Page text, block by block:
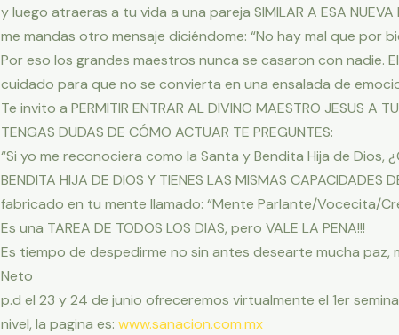
y luego atraeras a tu vida a una pareja SIMILAR A ESA NUEVA
me mandas otro mensaje diciéndome: “No hay mal que por
Por eso los grandes maestros nunca se casaron con nadie.
cuidado para que no se convierta en una ensalada de
Te invito a PERMITIR ENTRAR AL DIVINO MAESTRO JESUS A
TENGAS DUDAS DE CÓMO ACTUAR TE PREGUNTES:
“Si yo me reconociera como la Santa y Bendita Hija de Dios,
BENDITA HIJA DE DIOS Y TIENES LAS MISMAS
fabricado en tu mente llamado: “Mente Parlante/Vocecita/
Es una TAREA DE TODOS LOS DIAS, pero VALE LA PENA!!!
Es tiempo de despedirme no sin antes desearte mucha
Neto
p.d el 23 y 24 de junio ofreceremos virtualmente el 1er
nivel, la pagina es: www.sanacion.com.mx